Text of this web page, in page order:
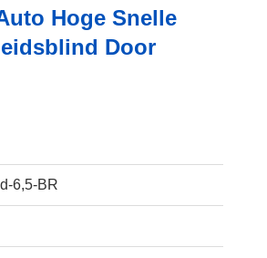
Hoge Snelle
Door
6,5-BR